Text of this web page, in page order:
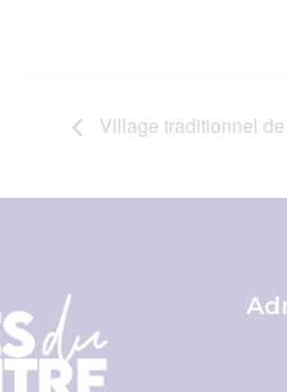
Village traditionnel